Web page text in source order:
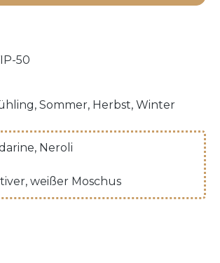
50
Sommer, Herbst, Winter
, Neroli
, weißer Moschus